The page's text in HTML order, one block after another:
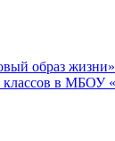
образ жизни»
классов в